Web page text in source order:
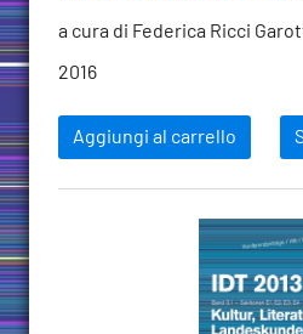
a cura di Federica Ricci
2016
Aggiungi al carrello